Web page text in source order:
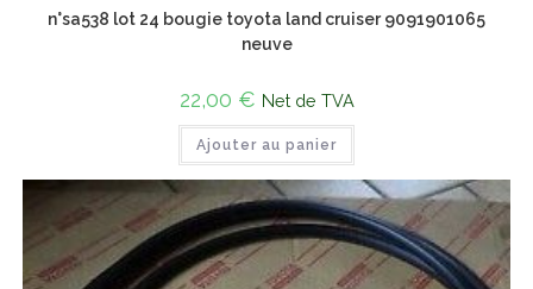
n°sa538 lot 24 bougie toyota land cruiser 9091901065
neuve
22,00 € Net de TVA
Ajouter au panier